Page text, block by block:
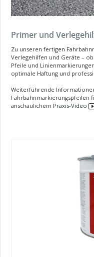
Primer und
Zu unseren fertigen
Verlegehilfen und Geräte –
Pfeile und
optimale Haftung und
Weiterführende
Fahrbahnmarkierungspfeilen
anschaulichem Praxis-Video